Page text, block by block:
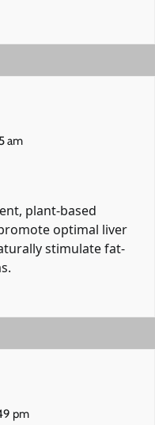
am
plant-based
optimal liver
stimulate fat-
pm